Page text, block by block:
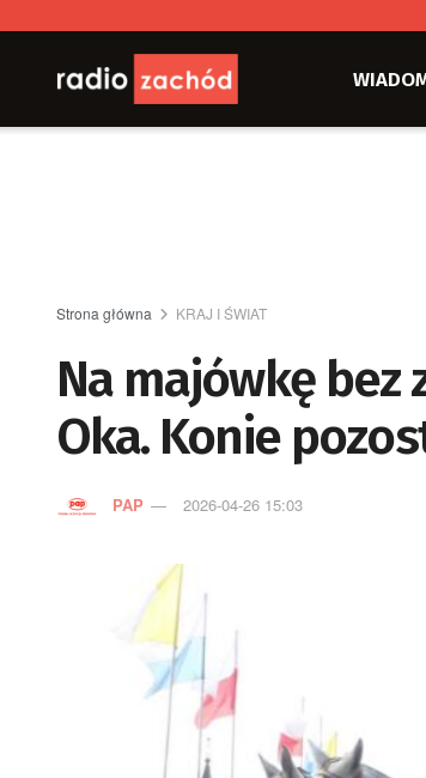
Strona główna KRAJ I ŚWIAT
Na majówkę
Oka. Konie
PAP 2026-04-26 15:03